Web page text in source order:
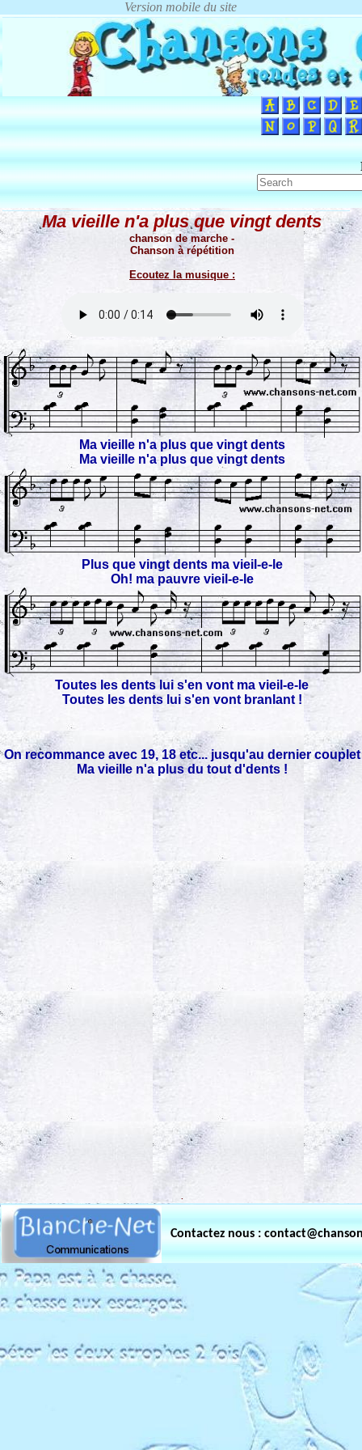
Ma vieille n'a plus que vingt dents
chanson de marche -
Chanson à répétition
Ecoutez la musique :
Ma vieille n'a plus que vingt dents
Ma vieille n'a plus que vingt dents
Plus que vingt dents ma vieil-e-le
Oh! ma pauvre vieil-e-le
Toutes les dents lui s'en vont ma vieil-e-le
Toutes les dents lui s'en vont branlant !
On recommance avec 19, 18 etc... jusqu'au dernier couplet
Ma vieille n'a plus du tout d'dents !
Contactez nous :